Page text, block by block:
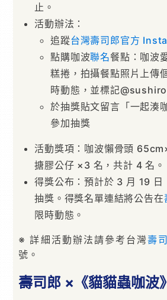
止。
活動辦法：
追蹤台灣壽司郎官方
點購咖波聯名餐點：咖波
糕捲，拍攝餐點照片上傳
時動態，並標記
於抽獎貼文留言「一起湊
參加抽獎
活動獎項：咖波懶骨頭
搪膠公仔 ×3 名，共計 4 名。
得獎公布：預計於 3 月 19
抽獎。得獎名單連結將公告在
限時動態。
※ 詳細活動辦法請參考台灣壽
號。
壽司郎 ×《貓貓蟲咖波